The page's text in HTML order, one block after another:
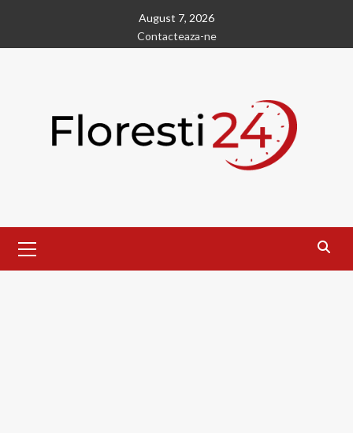
content
August 7, 2026
Contacteaza-ne
Menu